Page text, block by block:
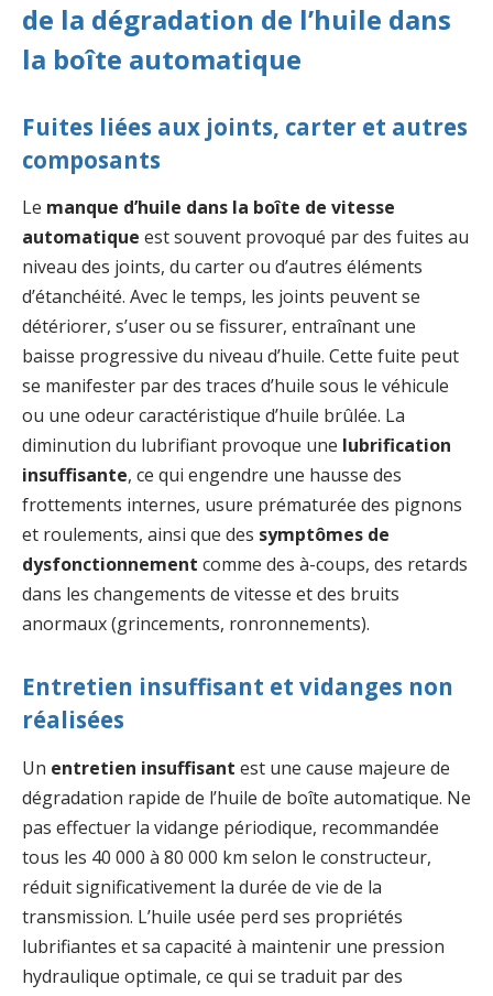
de la dégradation de l’huile dans
la boîte automatique
Fuites liées aux joints, carter et autres
composants
Le manque d’huile dans la boîte de vitesse
automatique est souvent provoqué par des fuites au
niveau des joints, du carter ou d’autres éléments
d’étanchéité. Avec le temps, les joints peuvent se
détériorer, s’user ou se fissurer, entraînant une
baisse progressive du niveau d’huile. Cette fuite peut
se manifester par des traces d’huile sous le véhicule
ou une odeur caractéristique d’huile brûlée. La
diminution du lubrifiant provoque une lubrification
insuffisante, ce qui engendre une hausse des
frottements internes, usure prématurée des pignons
et roulements, ainsi que des symptômes de
dysfonctionnement comme des à-coups, des retards
dans les changements de vitesse et des bruits
anormaux (grincements, ronronnements).
Entretien insuffisant et vidanges non
réalisées
Un entretien insuffisant est une cause majeure de
dégradation rapide de l’huile de boîte automatique. Ne
pas effectuer la vidange périodique, recommandée
tous les 40 000 à 80 000 km selon le constructeur,
réduit significativement la durée de vie de la
transmission. L’huile usée perd ses propriétés
lubrifiantes et sa capacité à maintenir une pression
hydraulique optimale, ce qui se traduit par des